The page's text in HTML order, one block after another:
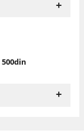
+
500din
+